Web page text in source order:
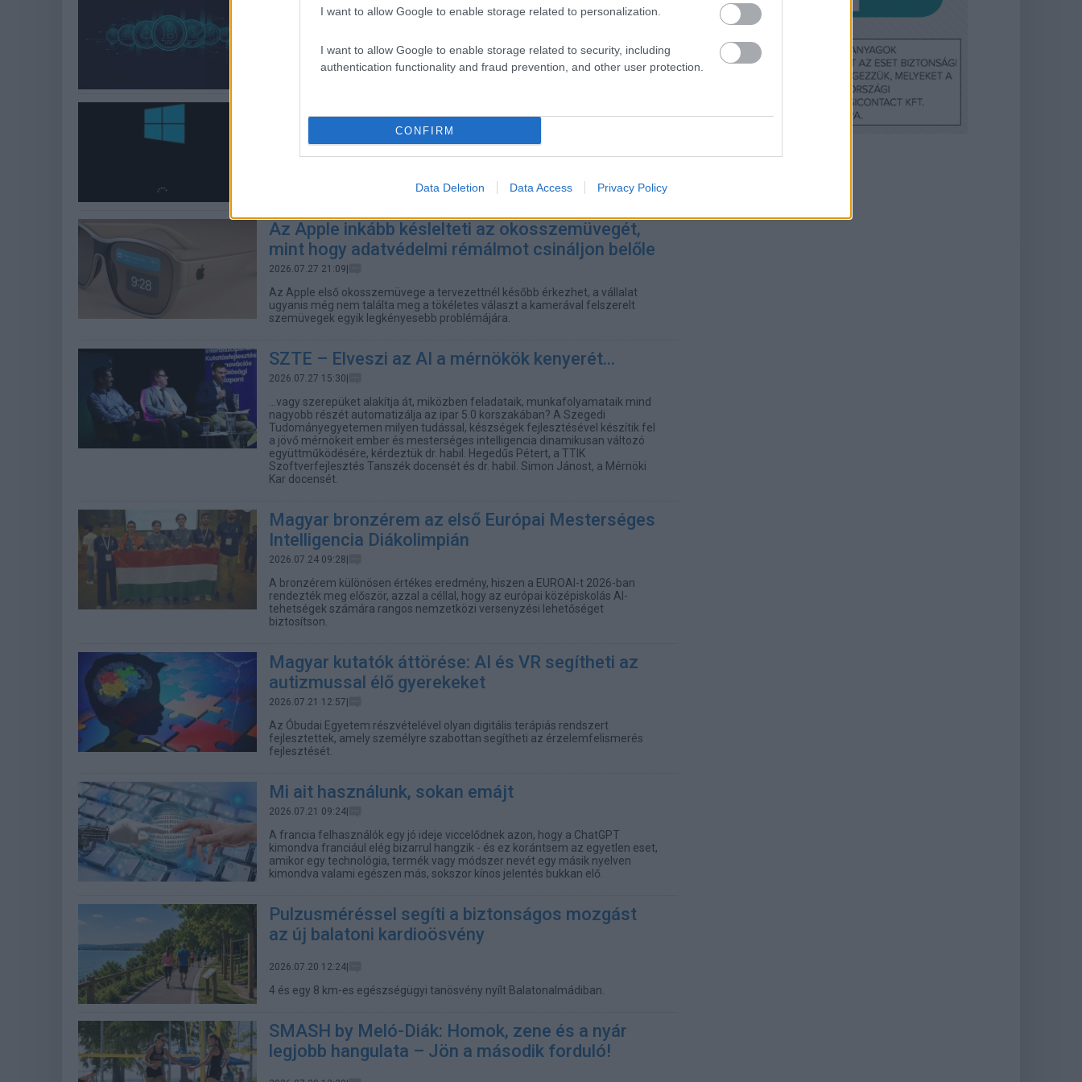
I want to allow Google to enable storage related to personalization.
I want to allow Google to enable storage related to security, including
authentication functionality and fraud prevention, and other user protection.
CONFIRM
Data Deletion Data Access Privacy Policy
kriptopiacot
Ezt mutatják a legfrissebb adatok.
A Microsoft odacsap a Windows-kalózoknak,
fontos változás jön az aktiválásban
Az Apple inkább késlelteti az okosszemüvegét,
mint hogy adatvédelmi rémálmot csináljon belőle
2026.07.27 21:09|
Az Apple első okosszemüvege a tervezettnél később érkezhet, a vállalat
ugyanis még nem találta meg a tökéletes választ a kamerával felszerelt
szemüvegek egyik legkényesebb problémájára.
SZTE – Elveszi az AI a mérnökök kenyerét...
2026.07.27 15:30|
...vagy szerepüket alakítja át, miközben feladataik, munkafolyamataik mind
nagyobb részét automatizálja az ipar 5.0 korszakában? A Szegedi
Tudományegyetemen milyen tudással, készségek fejlesztésével készítik fel
a jövő mérnökeit ember és mesterséges intelligencia dinamikusan változó
együttműködésére, kérdeztük dr. habil. Hegedűs Pétert, a TTIK
Szoftverfejlesztés Tanszék docensét és dr. habil. Simon Jánost, a Mérnöki
Kar docensét.
Magyar bronzérem az első Európai Mesterséges
Intelligencia Diákolimpián
2026.07.24 09:28|
A bronzérem különösen értékes eredmény, hiszen a EUROAI-t 2026-ban
rendezték meg először, azzal a céllal, hogy az európai középiskolás AI-
tehetségek számára rangos nemzetközi versenyzési lehetőséget
biztosítson.
Magyar kutatók áttörése: AI és VR segítheti az
autizmussal élő gyerekeket
2026.07.21 12:57|
Az Óbudai Egyetem részvételével olyan digitális terápiás rendszert
fejlesztettek, amely személyre szabottan segítheti az érzelemfelismerés
fejlesztését.
Mi ait használunk, sokan emájt
2026.07.21 09:24|
A francia felhasználók egy jó ideje viccelődnek azon, hogy a ChatGPT
kimondva franciául elég bizarrul hangzik - és ez korántsem az egyetlen eset,
amikor egy technológia, termék vagy módszer nevét egy másik nyelven
kimondva valami egészen más, sokszor kínos jelentés bukkan elő.
Pulzusméréssel segíti a biztonságos mozgást
az új balatoni kardioösvény
2026.07.20 12:24|
4 és egy 8 km-es egészségügyi tanösvény nyílt Balatonalmádiban.
SMASH by Meló-Diák: Homok, zene és a nyár
legjobb hangulata – Jön a második forduló!